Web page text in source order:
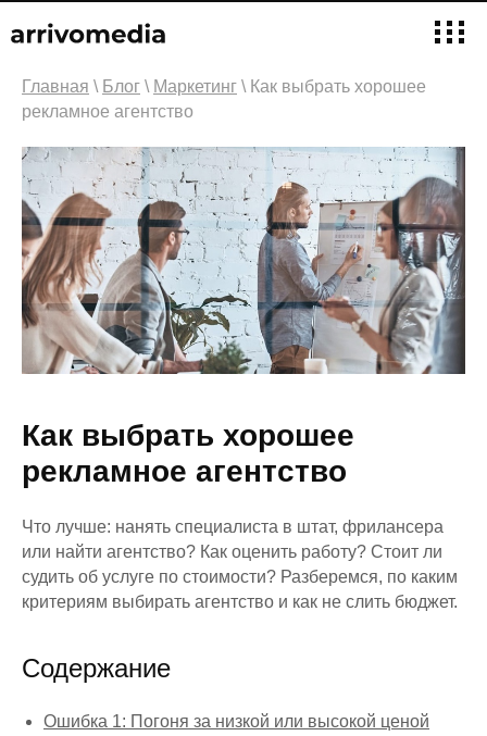
Главная \ Блог \ Маркетинг \ Как выбрать хорошее
рекламное агентство
Как выбрать хорошее
рекламное агентство
Что лучше: нанять специалиста в штат, фрилансера
или найти агентство? Как оценить работу? Стоит ли
судить об услуге по стоимости? Разберемся, по каким
критериям выбирать агентство и как не слить бюджет.
Содержание
Ошибка 1: Погоня за низкой или высокой ценой